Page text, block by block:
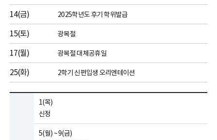
14(금) 2025학년도 후기 학위발급
15(토) 광복절
17(월) 광복절 대체공휴일
25(화) 2학기 신편입생 오리엔테이션
1(목)
신정
5(월) ~ 9(금)